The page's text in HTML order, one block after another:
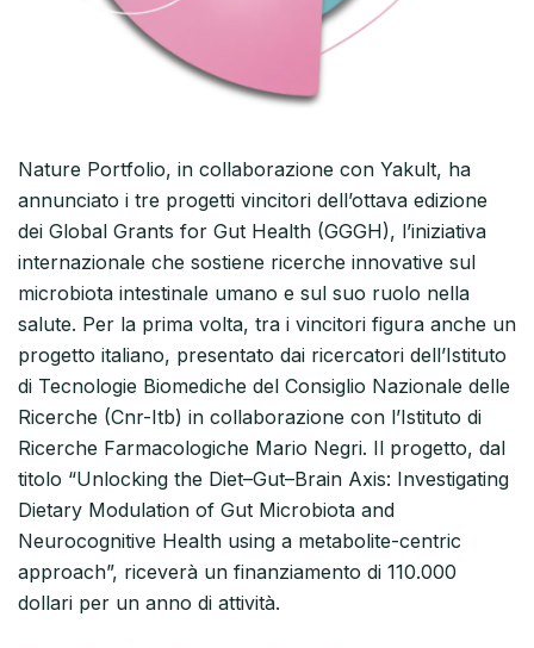
Nature Portfolio, in collaborazione con Yakult, ha
annunciato i tre progetti vincitori dell’ottava edizione
dei Global Grants for Gut Health (GGGH), l’iniziativa
internazionale che sostiene ricerche innovative sul
microbiota intestinale umano e sul suo ruolo nella
salute. Per la prima volta, tra i vincitori figura anche un
progetto italiano, presentato dai ricercatori dell’Istituto
di Tecnologie Biomediche del Consiglio Nazionale delle
Ricerche (Cnr-Itb) in collaborazione con l’Istituto di
Ricerche Farmacologiche Mario Negri. Il progetto, dal
titolo “Unlocking the Diet–Gut–Brain Axis: Investigating
Dietary Modulation of Gut Microbiota and
Neurocognitive Health using a metabolite-centric
approach”, riceverà un finanziamento di 110.000
dollari per un anno di attività.